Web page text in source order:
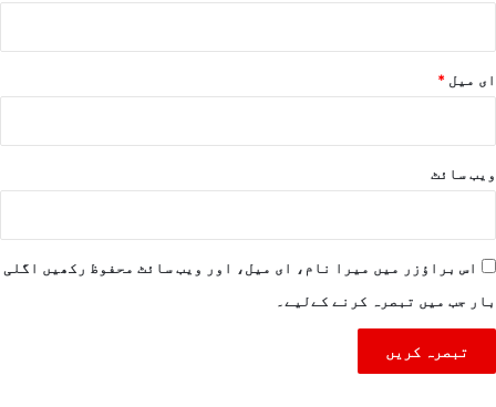
ای میل *
ویب‌ سائٹ
اس براؤزر میں میرا نام، ای میل، اور ویب سائٹ محفوظ رکھیں اگلی
بار جب میں تبصرہ کرنے کےلیے۔